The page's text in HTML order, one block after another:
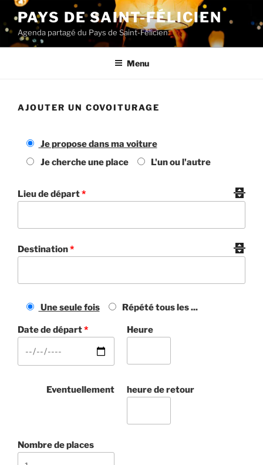
Aller
au
contenu
principal
PAYS DE SAINT-FÉLICIEN
Agenda partagé du Pays de Saint-Félicien
Menu
AJOUTER UN COVOITURAGE
Je propose dans ma voiture
Je cherche une place
L'un ou l'autre
Lieu de départ*
Destination*
Une seule fois Répété tous les ...
Date de départ* Heure
Eventuellement heure de retour
Nombre de places